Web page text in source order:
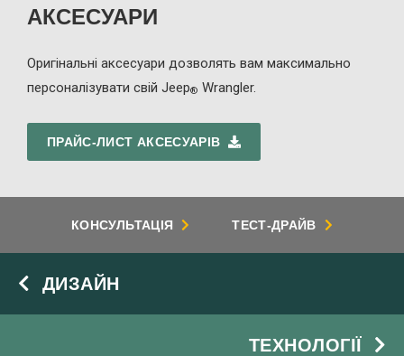
АКСЕСУАРИ
Оригінальні аксесуари дозволять вам максимально
персоналізувати свій Jeep® Wrangler.
ПРАЙС-ЛИСТ АКСЕСУАРІВ
КОНСУЛЬТАЦІЯ ТЕСТ-ДРАЙВ
ДИЗАЙН
ТЕХНОЛОГІЇ